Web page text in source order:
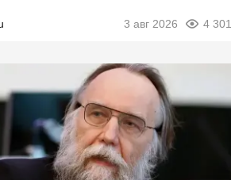
3 авг 2026 4 301